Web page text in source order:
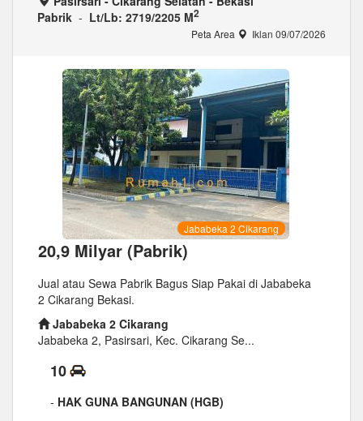
Pabrik - Lt/Lb: 2719/2205 M2
Peta Area Iklan 09/07/2026
Jababeka 2 Cikarang
20,9 Milyar (Pabrik)
Jual atau Sewa Pabrik Bagus Siap Pakai di Jababeka
2 Cikarang Bekasi.
Jababeka 2 Cikarang
Jababeka 2, Pasirsari, Kec. Cikarang Se...
10
- HAK GUNA BANGUNAN (HGB)